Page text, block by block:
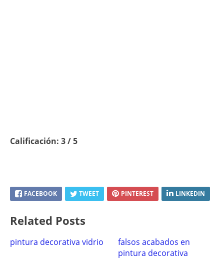
Calificación: 3 / 5
FACEBOOK TWEET PINTEREST LINKEDIN
Related Posts
pintura decorativa vidrio
falsos acabados en
pintura decorativa